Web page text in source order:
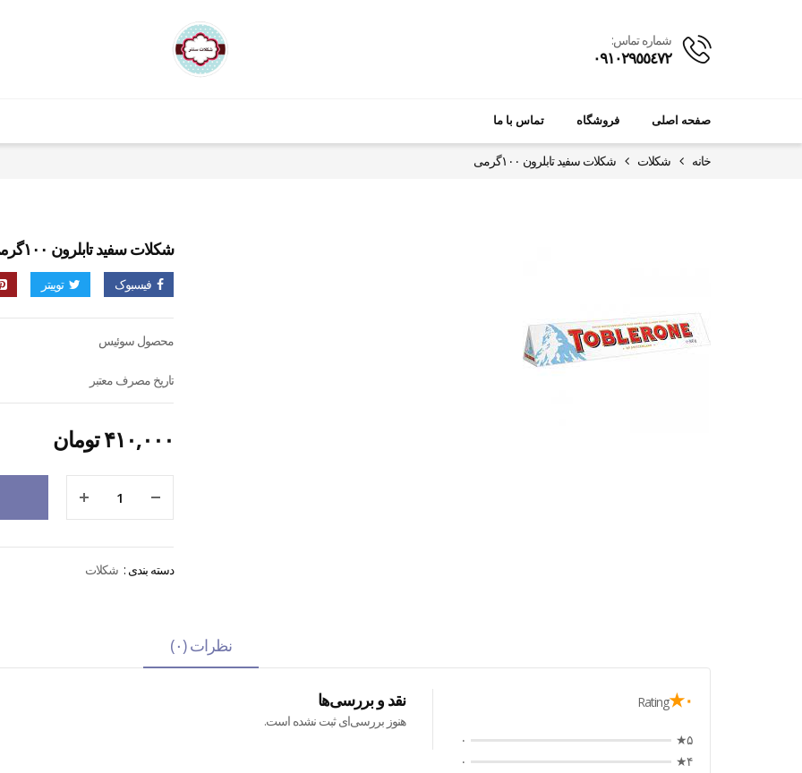
شماره تماس:
٠٩١٠٢٩٥٥٤٧٢
صفحه اصلی فروشگاه تماس با ما
خانه شکلات شکلات سفید تابلرون ۱۰۰گرمی
شکلات سفید تابلرون ۱۰۰گرمی
فیسبوک توییتر
محصول سوئیس
تاریخ مصرف معتبر
۴۱۰,۰۰۰تومان
دسته بندی : شکلات
نظرات (۰)
۰★ Rating
۵★
۰
۴★
۰
نقد و بررسی‌ها
هنوز بررسی‌ای ثبت نشده است.